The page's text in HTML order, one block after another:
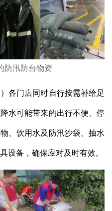
防汛防台物资
各门店同时自行按需补给足
水可能带来的出行不便、停
、饮用水及防汛沙袋、抽水
设备，确保应对及时有效。